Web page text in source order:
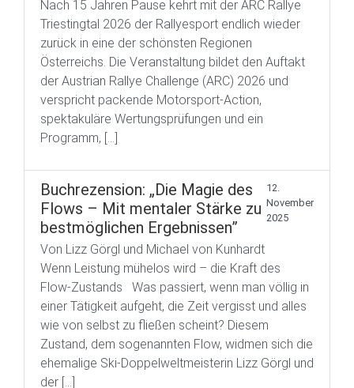
Nach 15 Jahren Pause kehrt mit der ARC Rallye
Triestingtal 2026 der Rallyesport endlich wieder
zurück in eine der schönsten Regionen
Österreichs. Die Veranstaltung bildet den Auftakt
der Austrian Rallye Challenge (ARC) 2026 und
verspricht packende Motorsport-Action,
spektakuläre Wertungsprüfungen und ein
Programm, […]
Buchrezension: „Die Magie des
Flows – Mit mentaler Stärke zu
bestmöglichen Ergebnissen”
12.
November
2025
Von Lizz Görgl und Michael von Kunhardt
Wenn Leistung mühelos wird – die Kraft des
Flow-Zustands Was passiert, wenn man völlig in
einer Tätigkeit aufgeht, die Zeit vergisst und alles
wie von selbst zu fließen scheint? Diesem
Zustand, dem sogenannten Flow, widmen sich die
ehemalige Ski-Doppelweltmeisterin Lizz Görgl und
der […]